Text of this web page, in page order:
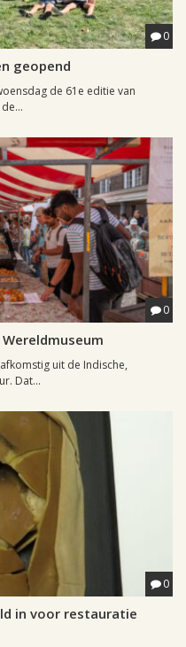
0
geopend
de 61e editie van
0
uit de Indische,
Dat...
0
in voor restauratie